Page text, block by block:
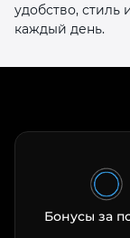
удобство, стиль
каждый день.
Бонусы за